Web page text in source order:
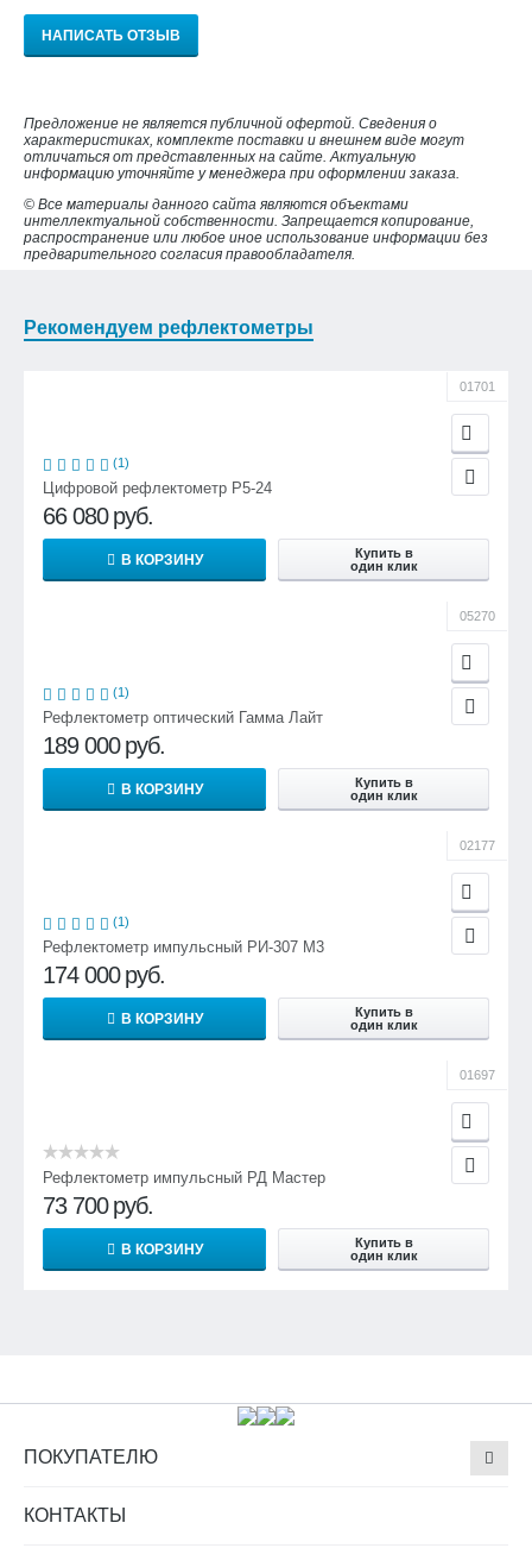
НАПИСАТЬ ОТЗЫВ
Предложение не является публичной офертой. Сведения о
характеристиках, комплекте поставки и внешнем виде могут
отличаться от представленных на сайте. Актуальную
информацию уточняйте у менеджера при оформлении заказа.
© Все материалы данного сайта являются объектами
интеллектуальной собственности. Запрещается копирование,
распространение или любое иное использование информации без
предварительного согласия правообладателя.
Рекомендуем рефлектометры
01701
(1)
Цифровой рефлектометр Р5-24
66 080 руб.
В КОРЗИНУ
Купить в
один клик
05270
(1)
Рефлектометр оптический Гамма Лайт
189 000 руб.
В КОРЗИНУ
Купить в
один клик
02177
(1)
Рефлектометр импульсный РИ-307 М3
174 000 руб.
В КОРЗИНУ
Купить в
один клик
01697
Рефлектометр импульсный РД Мастер
73 700 руб.
В КОРЗИНУ
Купить в
один клик
ПОКУПАТЕЛЮ
КОНТАКТЫ